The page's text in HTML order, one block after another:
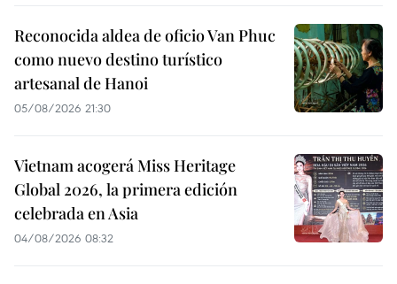
Reconocida aldea de oficio Van Phuc
como nuevo destino turístico
artesanal de Hanoi
05/08/2026 21:30
Vietnam acogerá Miss Heritage
Global 2026, la primera edición
celebrada en Asia
04/08/2026 08:32